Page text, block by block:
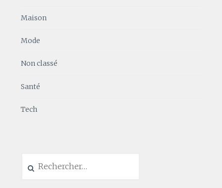
Maison
Mode
Non classé
Santé
Tech